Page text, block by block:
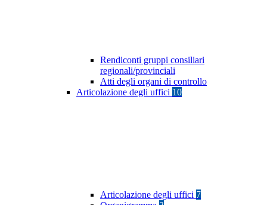
Rendiconti gruppi consiliari
regionali/provinciali
Atti degli organi di controllo
Articolazione degli uffici 10
Articolazione degli uffici 7